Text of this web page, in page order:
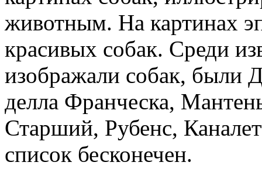
животным. На картинах
красивых собак. Среди
изображали собак, были
делла Франческа,
Старший, Рубенс,
список бесконечен.